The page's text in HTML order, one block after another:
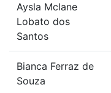
Aysla Mclane
Lobato dos
Santos
Bianca Ferraz de
Souza